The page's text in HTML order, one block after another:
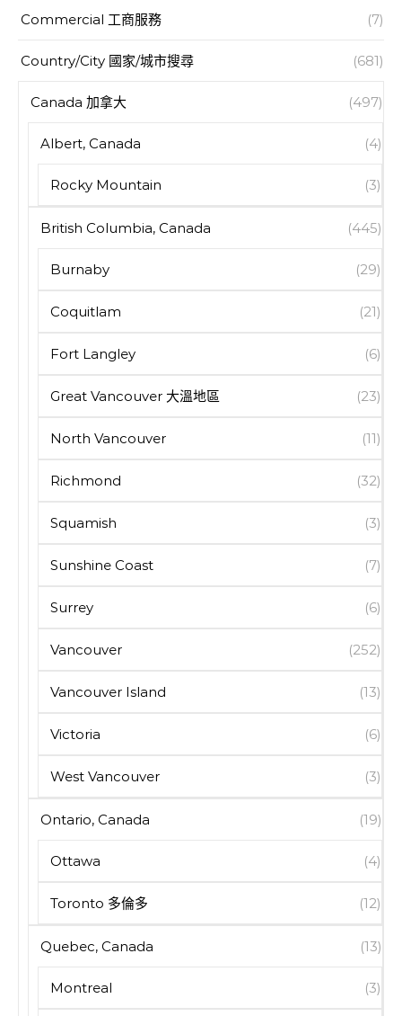
Commercial 工商服務 (7)
Country/City 國家/城市搜尋 (681)
Canada 加拿大 (497)
Albert, Canada (4)
Rocky Mountain (3)
British Columbia, Canada (445)
Burnaby (29)
Coquitlam (21)
Fort Langley (6)
Great Vancouver 大溫地區 (23)
North Vancouver (11)
Richmond (32)
Squamish (3)
Sunshine Coast (7)
Surrey (6)
Vancouver (252)
Vancouver Island (13)
Victoria (6)
West Vancouver (3)
Ontario, Canada (19)
Ottawa (4)
Toronto 多倫多 (12)
Quebec, Canada (13)
Montreal (3)